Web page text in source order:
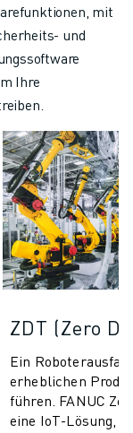
mit
und
Ihre
ZDT (Zero
Ein
erheblichen
führen. FANUC
eine IoT-Lösung,